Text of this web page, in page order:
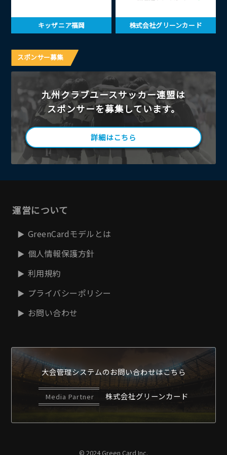
キッザニア福岡 株式会社グリーンカード
スポンサー募集
九州クラブユースサッカー連盟は
スポンサーを募集しています。
詳細はこちら
運営について
GreenCardモデルとは
個人情報保護方針
利用規約
プライバシーポリシー
お問い合わせ
大会管理システムのお問い合わせはこちら
Media Partner 株式会社グリーンカード
© 2024 Green Card Inc.